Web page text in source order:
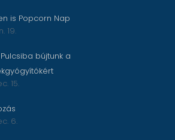
is Popcorn Nap
19.
bújtunk a
15.
6.